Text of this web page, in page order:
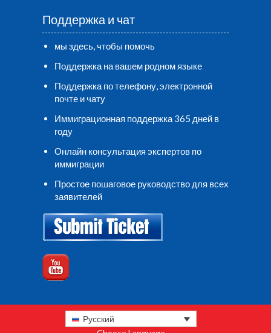
Поддержка и чат
мы здесь, чтобы помочь
Поддержка на вашем родном языке
Поддержка по телефону, электронной
почте и чату
Иммиграционная поддержка 365 дней в
году
Онлайн консультация экспертов по
иммиграции
Простое пошаговое руководство для всех
заявителей
Русский